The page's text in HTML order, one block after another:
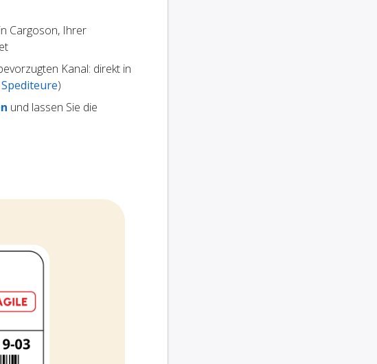
Cargoson, Ihrer
Kanal: direkt in
)
und lassen Sie die